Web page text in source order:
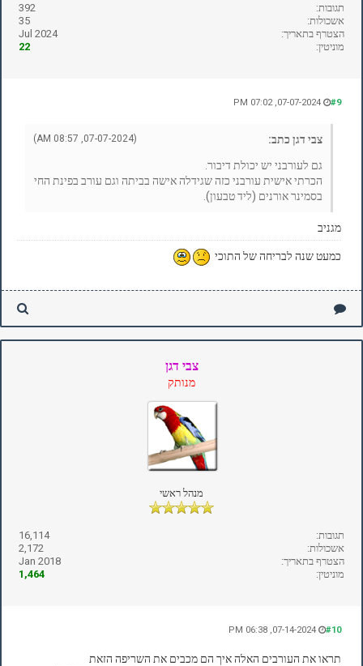
תגובות:
392
אשכולות:
35
הצטרף בתאריך:
Jul 2024
מוניטין:
22
#9
(07-07-2024, 08:57 AM)
צבי דגן כתב:
גם לעורבני יש יכולת דיבור.
הכרתי אישית עורבני כזה שגידלה אישה בביתה וגם עורב בפינת החי
בסמינר אורנים (ליד טבעון).
מגניב
כמעט שנה לבריחה של התוכי
צבי דגן
מנותק
מנהל ראשי
תגובות:
16,114
אשכולות:
2,172
הצטרף בתאריך:
Jan 2018
מוניטין:
1,464
#10
תראו את העורבים האלה איך הם מכבים את השריפה הזאת